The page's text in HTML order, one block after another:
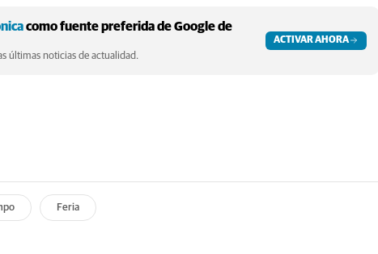
como fuente preferida de Google de
últimas noticias de actualidad.
ACTIVAR AHORA
Feria